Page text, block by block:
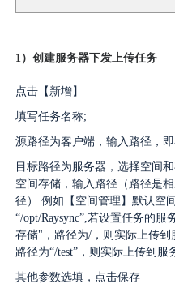
1）创建服务器下发上传任务
点击【新增】
填写任务名称;
源路径为客户端，输入路径，
目标路径为服务器，选择空间
空间存储，输入路径（路径是
径） 例如【空间管理】默认空
“/opt/Raysync”,若设置任务的
存储"，路径为/，则实际上传到
路径为“/test”，则实际上传到服
其他参数选填，点击保存